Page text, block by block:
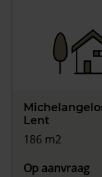
Lent
186 m2
Op aanvraag